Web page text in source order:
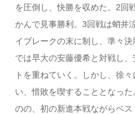
を圧倒し、快勝を収めた。2回
かんで見事勝利。3回戦は蛸井
イブレークの末に制し、準々
では早大の安藤優希と対戦し
トを重ねていく。しかし、徐
い、惜敗を喫することとなっ
のの、初の新進本戦ながらベ